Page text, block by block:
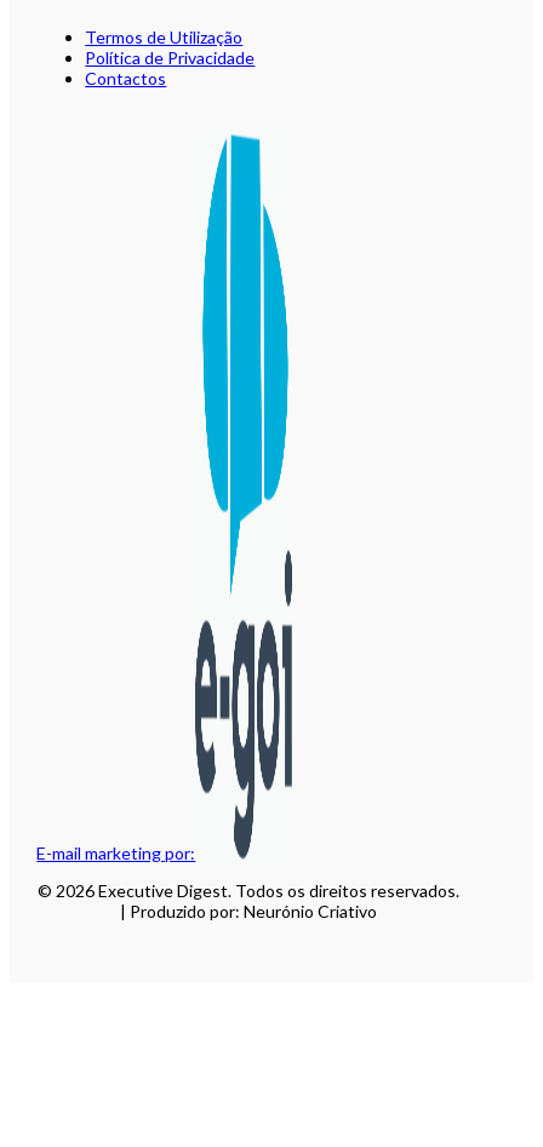
E-mail marketing por:
Termos de Utilização
Política de Privacidade
Contactos
© 2026 Executive Digest. Todos os direitos reservados.
| Produzido por: Neurónio Criativo